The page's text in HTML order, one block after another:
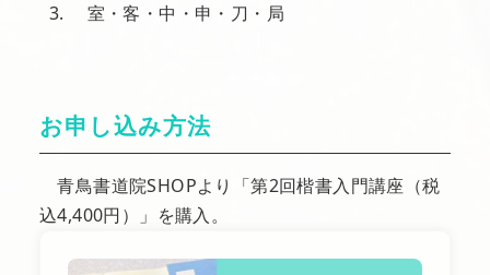
室・客・中・申・刀・局
お申し込み方法
青鳥書道院SHOPより「第2回楷書入門講座（税
込4,400円）」を購入。